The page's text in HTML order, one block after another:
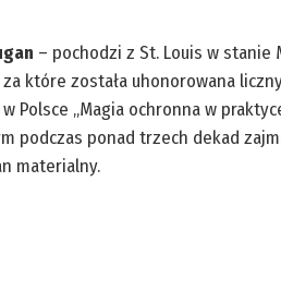
– pochodzi z St. Louis w stanie
za które została uhonorowana
Polsce „Magia ochronna w
podczas ponad trzech dekad
materialny.